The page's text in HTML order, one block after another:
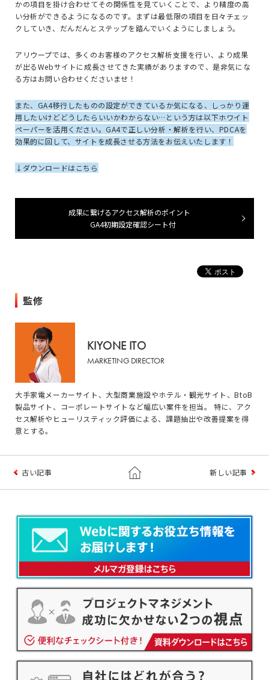
かの項目を掛け合わせてその関係性を見ていくことで、より精度の高
い分析ができるようになるのです。まずは最低限の項目を日々チェッ
クしていき、だんだんとステップを踏んでいくようにしましょう。
アリウープでは、多くのお客様のアクセス解析支援を行い、より成果
が出るWebサイトに成長させてきた実績がありますので、是非気にな
る方はお問い合わせくださいませ！
また、GA4移行したものの設定ができているか気になる、しっかり運
用したいけどどうしたらいいかわからない…という方は以下ホワイト
ペーパーを活用ください。GA4で正しい分析・解析を行い、PDCAを
効果的に回して、サイトを成長させる方法をお伝えいたします！
↓ダウンロードはこちら
成果に繋げるアクセス解析のポイント
GA4初期設定確認シート付
監修
KIYONE ITO
MARKETING DIRECTOR
大手家電メーカーサイト、大型商業施設やホテル・観光サイト、BtoB
製品サイト、コーポレートサイトなど幅広い案件を担当。 特に、アク
セス解析やヒューリスティック評価による、課題抽出や改善提案を得
意とする。
古い記事 新しい記事